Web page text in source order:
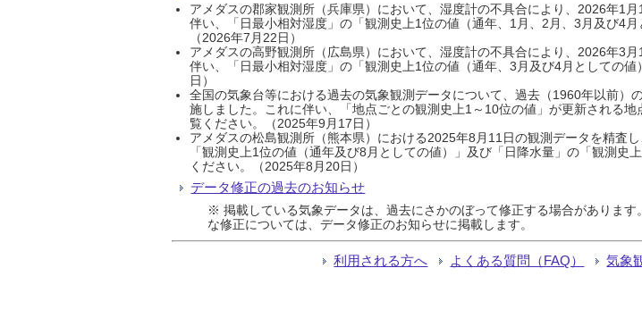
アメダスの郡家観測所（兵庫県）において、湿度計の不具合により、2026年1
伴い、「日最小相対湿度」の「観測史上1位の値（通年、1月、2月、3月及び4
（2026年7月22日）
アメダスの高野観測所（広島県）において、湿度計の不具合により、2026年3
伴い、「日最小相対湿度」の「観測史上1位の値（通年、3月及び4月としての
日）
全国の気象台等における過去の気象観測データについて、過去（1960年以前
施しました。これに伴い、「地点ごとの観測史上1～10位の値」が更新される地
覧ください。（2025年9月17日）
アメダスの松島観測所（熊本県）における2025年8月11日の観測データを精査
「観測史上1位の値（通年及び8月としての値）」及び「日降水量」の「観測
ください。（2025年8月20日）
データ修正の過去のお知らせ
※ 掲載している気象データは、過去にさかのぼって修正する場合がありま
な修正については、データ修正のお知らせに掲載します。
利用される方へ よくある質問（FAQ） 気象